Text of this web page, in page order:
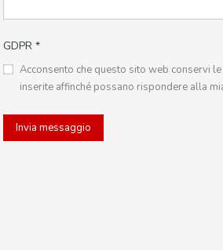
GDPR *
Acconsento che questo sito web conservi
inserite affinché possano rispondere alla